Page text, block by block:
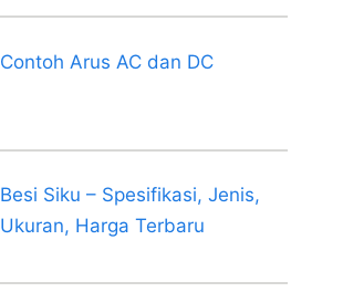
Contoh Arus AC dan DC
Besi Siku – Spesifikasi, Jenis,
Ukuran, Harga Terbaru